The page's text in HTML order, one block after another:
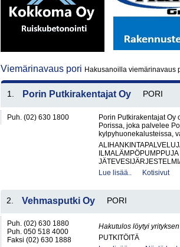
Viemärinavaus pori Hakusanoilla viemärinavaus
1. Porin Putkirakentajat Oy PORI
Puh. (02) 630 1800
Porin Putkirakentajat Oy
Porissa, joka palvelee
kylpyhuonekalusteissa,
Lue lisää..
Kotisivut
2. Vehmasputki Oy PORI
Puh. (02) 630 1880
Puh. 050 518 4000
Faksi (02) 630 1888
Hakutulos löytyi
PUTKITÖITÄ